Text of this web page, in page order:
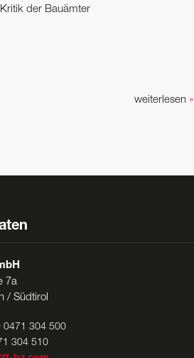
der Bauämter
weiterlesen »
7a
/ Südtirol
304 500
304 510